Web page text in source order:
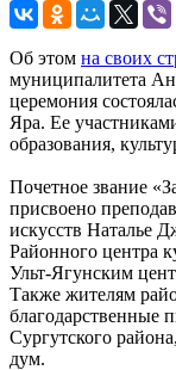
Об этом на своих
муниципалитета
церемония
Яра. Ее
образования,
Почетное звание
присвоено
искусств Наталье
Районного центра
Ульт-Ягунским
Также жителям
благодарственные
Сургутского
дум.